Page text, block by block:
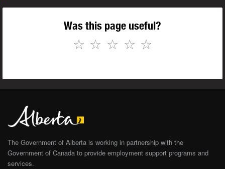
Was this page useful?
☆
☆
☆
☆
☆
The Government of Alberta is working in partnership with the
Government of Canada to provide employment support programs and
services.